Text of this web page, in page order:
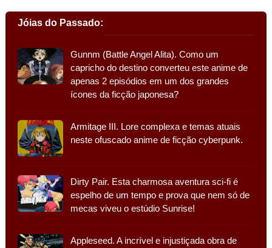
Jóias do Passado:
Gunnm (Battle Angel Alita). Como um
capricho do destino converteu este anime de
apenas 2 episódios em um dos grandes
ícones da ficção japonesa?
Armitage III. Lore complexa e temas atuais
neste ofuscado anime de ficção cyberpunk.
Dirty Pair. Esta charmosa aventura sci-fi é
espelho de um tempo e prova que nem só de
mecas viveu o estúdio Sunrise!
Appleseed. A incrível e injustiçada obra de